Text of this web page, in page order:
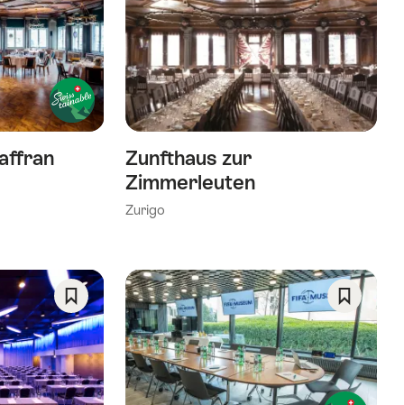
Salva
come
preferito:
Wishlist
Zunfthaus zur
Zimmerleuten
Zurigo
Salva
come
Wishlist
Salva
come
preferito:
Wishlist
Salva
come
Wishlist